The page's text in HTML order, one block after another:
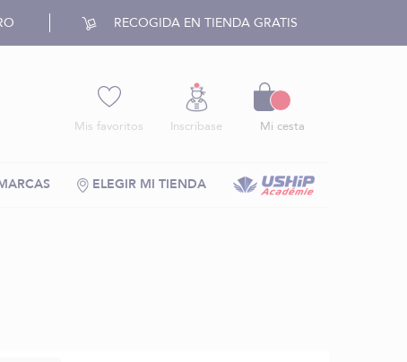
RECOGIDA EN TIENDA GRATIS
Mis favoritos Inscríbase Mi cesta
ELEGIR MI TIENDA